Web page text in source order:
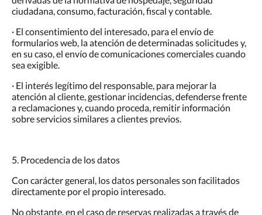
ciudadana, consumo, facturación, fiscal y contable.
· El consentimiento del interesado, para el envío de
formularios web, la atención de determinadas solicitudes y,
en su caso, el envío de comunicaciones comerciales cuando
sea exigible.
· El interés legítimo del responsable, para mejorar la
atención al cliente, gestionar incidencias, defenderse frente
a reclamaciones y, cuando proceda, remitir información
sobre servicios similares a clientes previos.
5. Procedencia de los datos
Con carácter general, los datos personales son facilitados
directamente por el propio interesado.
No obstante, en el caso de reservas realizadas a través de